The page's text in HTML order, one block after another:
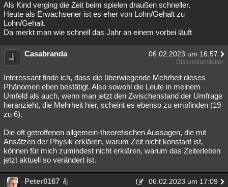
Als Kind verging die Zeit beim spielen draußen schneller.
Heute als Erwachsener ist es eher von Lohn/Gehalt zu
Lohn/Gehalt.
Da merkt man wie schnell das Jahr an einem vorbei läuft
Casabranda 06.02.2023 um 16:57
Diskussionsleiter
Interessant finde ich, dass die überwiegende Mehrheit dieses
Phänomen eben bestätigt. Also sowohl die Leute in meinem
Umfeld als auch, wenn man jetzt den Zwischenstand der Umfrage
heranzieht, die Mehrheit hier, scheint es ebenso zu empfinden (19
zu 6).
Die oft getroffenen allgemein-theoretischen Aussagen, die mit
Ansätzen der Physik erklären, warum Zeit nicht konstant ist,
können für mich zumindest nicht erklären, warum das Zeiterleben
jetzt aktuell so verändert ist.
Peter0167 06.02.2023 um 17:09